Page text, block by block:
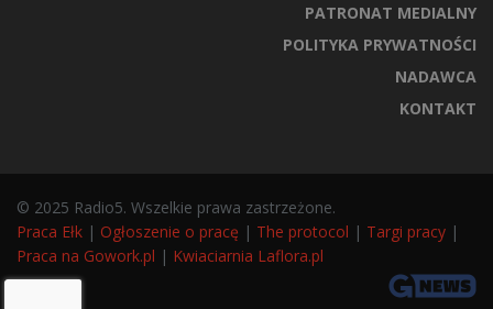
PATRONAT MEDIALNY
POLITYKA PRYWATNOŚCI
NADAWCA
KONTAKT
© 2025 Radio5. Wszelkie prawa zastrzeżone.
Praca Ełk | Ogłoszenie o pracę | The protocol | Targi pracy |
Praca na Gowork.pl | Kwiaciarnia Laflora.pl